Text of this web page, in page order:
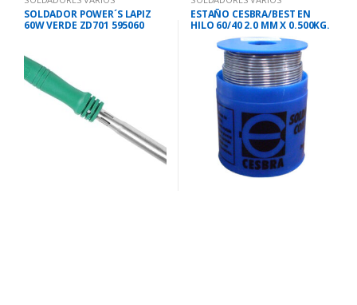
SOLDADOR POWER´S LAPIZ
60W VERDE ZD701 595060
ESTAÑO CESBRA/BEST EN
HILO 60/40 2.0 MM X 0.500KG.